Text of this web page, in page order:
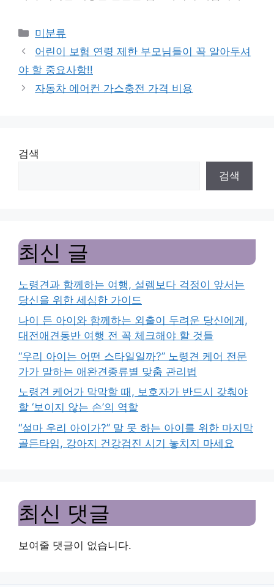
Categories
미분류
어린이 보험 연령 제한 부모님들이 꼭 알아두셔
야 할 중요사항!!
자동차 에어컨 가스충전 가격 비용
검색
검색
최신 글
노령견과 함께하는 여행, 설렘보다 걱정이 앞서는
당신을 위한 세심한 가이드
나이 든 아이와 함께하는 외출이 두려운 당신에게,
대전애견동반 여행 전 꼭 체크해야 할 것들
“우리 아이는 어떤 스타일일까?” 노령견 케어 전문
가가 말하는 애완견종류별 맞춤 관리법
노령견 케어가 막막할 때, 보호자가 반드시 갖춰야
할 ‘보이지 않는 손’의 역할
“설마 우리 아이가?” 말 못 하는 아이를 위한 마지막
골든타임, 강아지 건강검진 시기 놓치지 마세요
최신 댓글
보여줄 댓글이 없습니다.